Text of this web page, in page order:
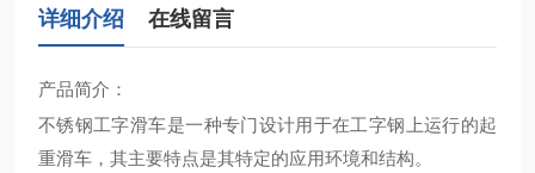
详细介绍 在线留言
产品简介：
不锈钢工字滑车‌是一种专门设计用于在工字钢上运行的起
重滑车，其主要特点是其特定的应用环境和结构。